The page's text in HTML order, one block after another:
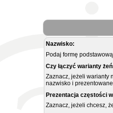
Nazwisko:
Podaj formę
Czy łączyć warianty
Zaznacz, jeżeli warianty
nazwisko i prezentowane
Prezentacja częstości
Zaznacz, jeżeli chcesz,